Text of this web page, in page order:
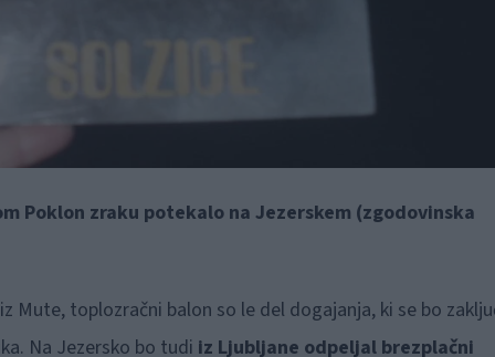
Poklon zraku potekalo na Jezerskem (zgodovinska
iz Mute, toplozračni balon so le del dogajanja, ki se bo
Na Jezersko bo tudi iz Ljubljane odpeljal brezplačni